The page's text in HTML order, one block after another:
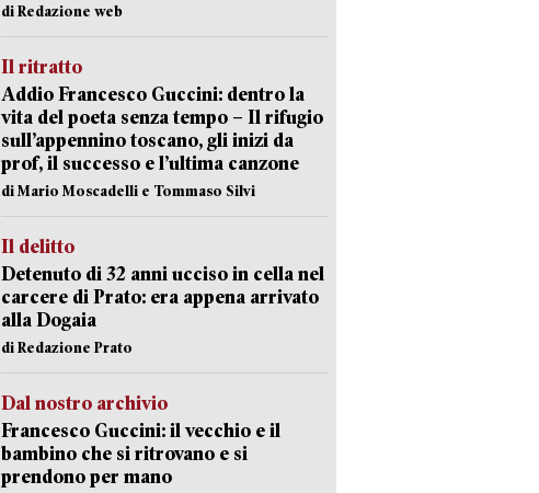
di Redazione web
Il ritratto
Addio Francesco Guccini: dentro la
vita del poeta senza tempo – Il rifugio
sull’appennino toscano, gli inizi da
prof, il successo e l’ultima canzone
di Mario Moscadelli e Tommaso Silvi
Il delitto
Detenuto di 32 anni ucciso in cella nel
carcere di Prato: era appena arrivato
alla Dogaia
di Redazione Prato
Dal nostro archivio
Francesco Guccini: il vecchio e il
bambino che si ritrovano e si
prendono per mano